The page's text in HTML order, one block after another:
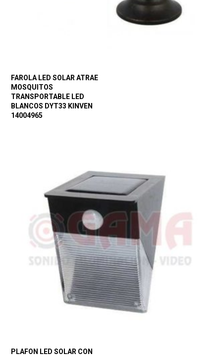
FAROLA LED SOLAR ATRAE
MOSQUITOS
TRANSPORTABLE LED
BLANCOS DYT33 KINVEN
14004965
PLAFON LED SOLAR CON